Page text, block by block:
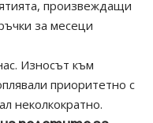
произвеждащи
за месеци
Износът към
приоритетно с
неколкократно.